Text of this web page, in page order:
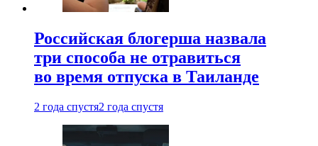
Российская блогерша назвала
три способа не отравиться
во время отпуска в Таиланде
2 года спустя2 года спустя